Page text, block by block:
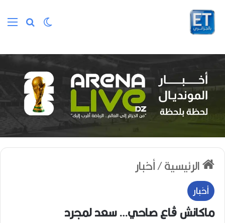
بحث عن
الوضع المظلم
الرئيسية/أخبار
أخبار
ماكانش ڨاع صاحي… سعد لمجرد